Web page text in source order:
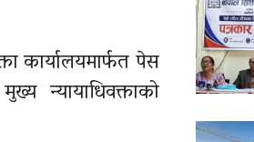
कार्यालयमार्फत पेस
न्यायाधिवक्ताको